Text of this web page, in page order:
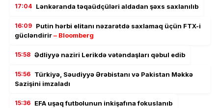
17:04 Lənkəranda təqaüdçüləri aldadan şəxs saxlanılıb
16:09 Putin hərbi elitanı nəzarətdə saxlamaq üçün FTX-i
gücləndirir– Bloomberg
15:58 Ədliyyə naziri Lerikdə vətəndaşları qəbul edib
15:56 Türkiyə, Səudiyyə Ərəbistanı və Pakistan Məkkə
Sazişini imzaladı
15:36 EFA uşaq futbolunun inkişafına fokuslanıb